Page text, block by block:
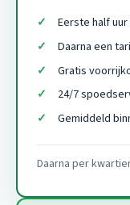
Eerste half
Daarna een
Gratis
24/7
Gemiddeld
Daarna per